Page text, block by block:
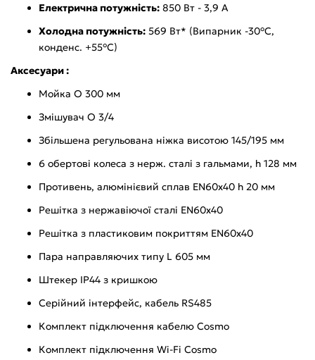
Електрична потужність: 850 Вт - 3,9 А
Холодна потужність: 569 Вт* (Випарник -30°C,
конденс. +55°C)
Аксесуари :
Мойка O 300 мм
Змішувач O 3/4
Збільшена регульована ніжка висотою 145/195 мм
6 обертові колеса з нерж. сталі з гальмами, h 128 мм
Противень, алюмінієвий сплав EN60x40 h 20 мм
Решітка з нержавіючої сталі EN60х40
Решітка з пластиковим покриттям EN60x40
Пара направляючих типу L 605 мм
Штекер IP44 з кришкою
Серійний інтерфейс, кабель RS485
Комплект підключення кабелю Cosmo
Комплект підключення Wi-Fi Cosmo